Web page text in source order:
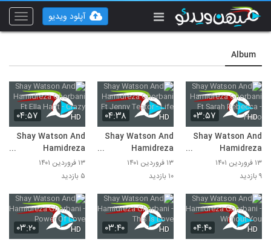
Toggle
آپلود ویدیو
Album
۰۳:۵۷ HD
Shay Watson And
Hamidreza
Ghorbani Ft Sarah
Rebecca - Hello
۱۳ فروردین ۱۴۰۱
۹ بازدید
۰۴:۳۸ HD
Shay Watson And
Hamidreza
Ghorbani Ft Jenny
Teator - Life
۱۳ فروردین ۱۴۰۱
۱۰ بازدید
۰۴:۵۷ HD
Shay Watson And
Hamidreza
Ghorbani Ft Ella
Hartt - Crazy
۱۳ فروردین ۱۴۰۱
۵ بازدید
۰۴:۴۰ HD ۰۳:۴۰ HD ۰۳:۲۰ HD